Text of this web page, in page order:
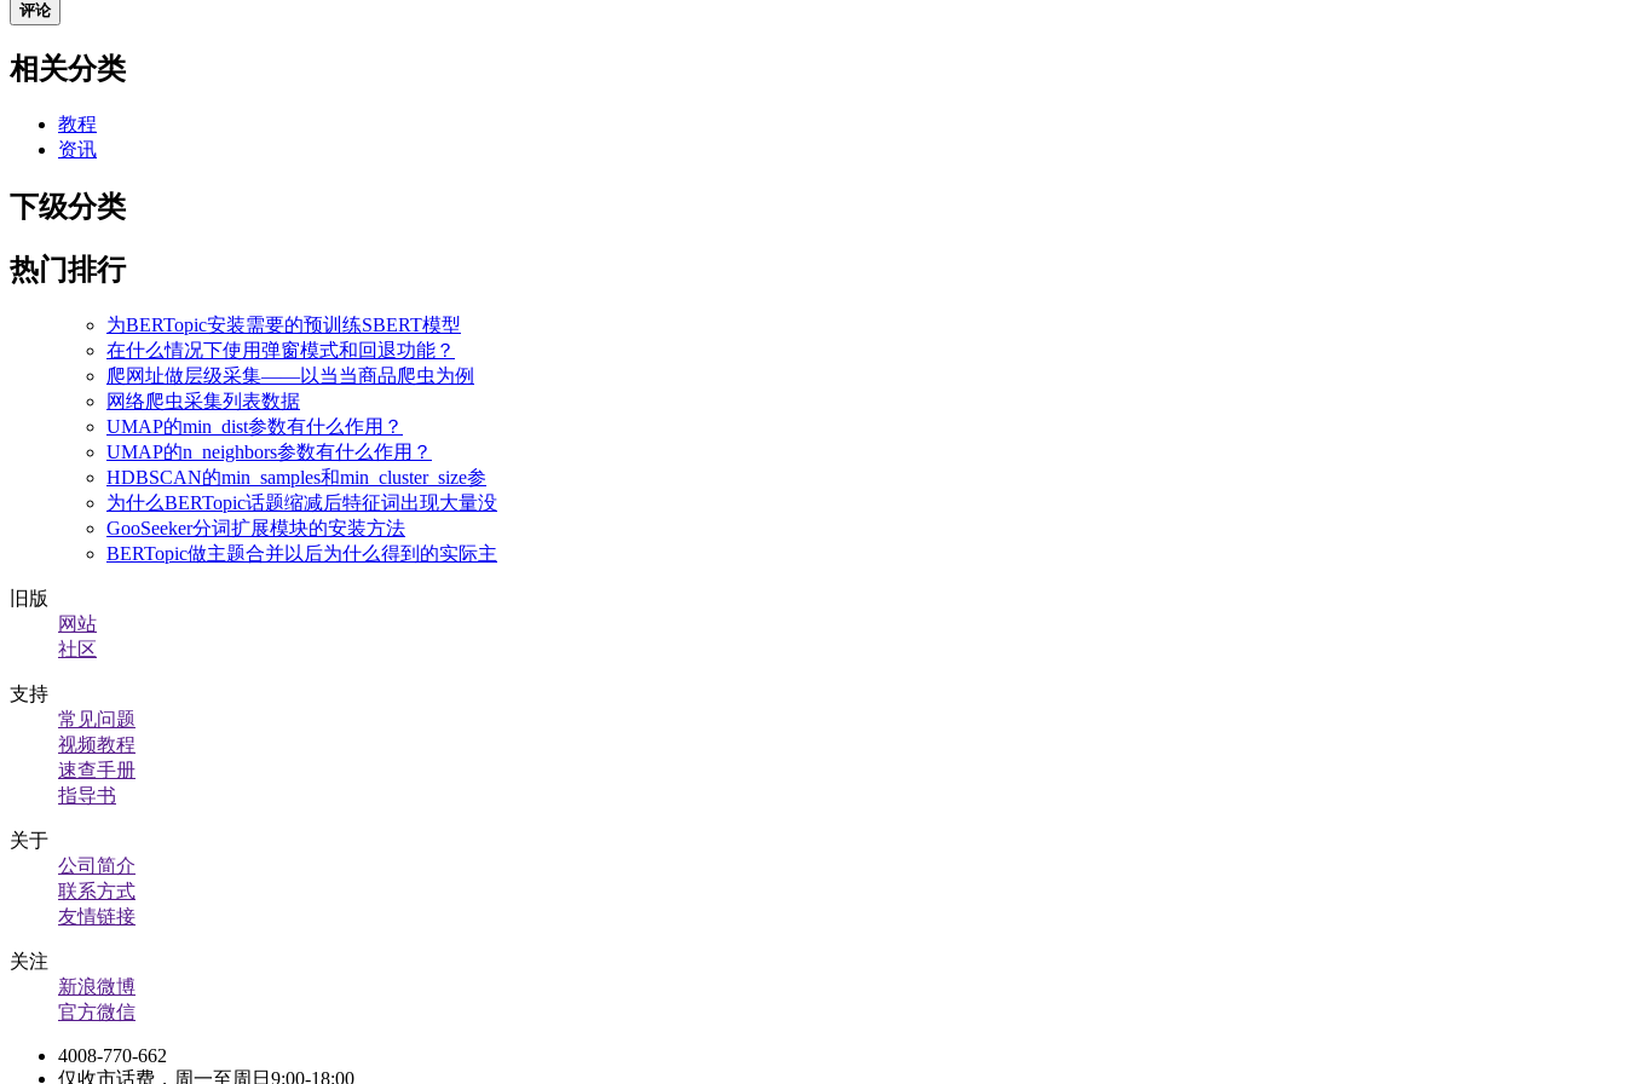
评论
相关分类
教程
资讯
下级分类
热门排行
为BERTopic安装需要的预训练SBERT模型
在什么情况下使用弹窗模式和回退功能？
爬网址做层级采集——以当当商品爬虫为例
网络爬虫采集列表数据
UMAP的min_dist参数有什么作用？
UMAP的n_neighbors参数有什么作用？
HDBSCAN的min_samples和min_cluster_size参
为什么BERTopic话题缩减后特征词出现大量没
GooSeeker分词扩展模块的安装方法
BERTopic做主题合并以后为什么得到的实际主
旧版
网站
社区
支持
常见问题
视频教程
速查手册
指导书
关于
公司简介
联系方式
友情链接
关注
新浪微博
官方微信
4008-770-662
仅收市话费，周一至周日9:00-18:00